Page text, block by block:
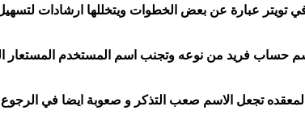
تويتر عبارة عن بعض الخطوات ويتخللها ارشادات لتسهيل
حساب فريد من نوعه وتجنب اسم المستخدم المستعار
المعقده تجعل الاسم صعب التذكر و صعوبة ايضا في